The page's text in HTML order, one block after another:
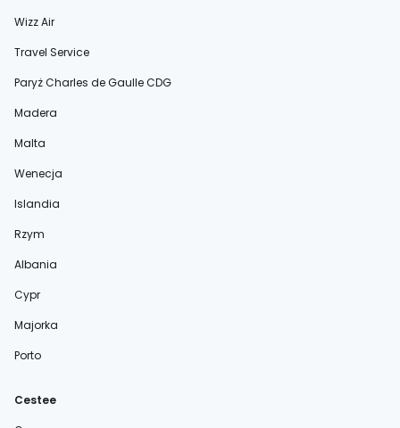
Wizz Air
Travel Service
Paryż Charles de Gaulle CDG
Madera
Malta
Wenecja
Islandia
Rzym
Albania
Cypr
Majorka
Porto
Cestee